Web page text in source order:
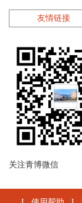
漆器螺钿
石质类
墨砚
木版年画
乐器
珐琅
陶器
造像
近现代文物
其他
陶文
友情链接
关注青博微信